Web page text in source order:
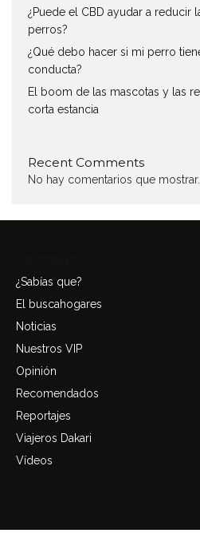
¿Puede el CBD ayudar a reducir
perros?
¿Qué debo hacer si mi perro
conducta?
El boom de las mascotas y las
corta estancia
Recent Comments
No hay comentarios que mostrar.
¿Sabías que?
El buscahogares
Noticias
Nuestros VIP
Opinión
Recomendados
Reportajes
Viajeros Dakari
Vídeos